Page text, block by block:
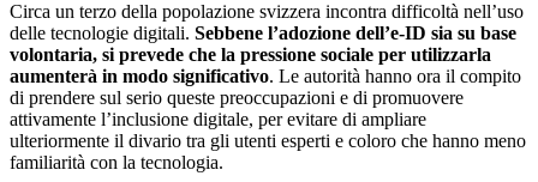
Circa un terzo della popolazione svizzera incontra difficoltà nell’uso
delle tecnologie digitali. Sebbene l’adozione dell’e-ID sia su base
volontaria, si prevede che la pressione sociale per utilizzarla
aumenterà in modo significativo. Le autorità hanno ora il compito
di prendere sul serio queste preoccupazioni e di promuovere
attivamente l’inclusione digitale, per evitare di ampliare
ulteriormente il divario tra gli utenti esperti e coloro che hanno meno
familiarità con la tecnologia.